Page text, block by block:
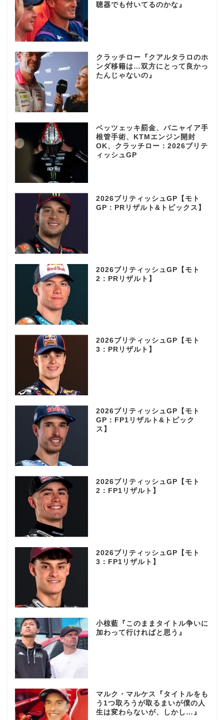
聴器でも付いてるのかな』
クラッチロー『クアルタラロのホ
ンダ移籍は…双方にとって良かっ
たんじゃないの』
ベッツェッキ罰金、バニャイア手
根管手術、KTMエンジン開封
OK、クラッチロー：2026ブリテ
ィッシュGP
2026ブリティッシュGP【モト
GP：PRリザルト&トピックス】
2026ブリティッシュGP【モト
2：PRリザルト】
2026ブリティッシュGP【モト
3：PRリザルト】
2026ブリティッシュGP【モト
GP：FP1リザルト&トピック
ス】
2026ブリティッシュGP【モト
2：FP1リザルト】
2026ブリティッシュGP【モト
3：FP1リザルト】
小椋藍『このままタイトル争いに
加わって行ければと思う』
マルク・マルケス『タイトルをも
う1つ取ろうが取るまいが僕の人
生は変わらないが、しかし…』